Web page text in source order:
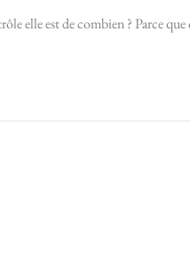
elle est de combien ? Parce